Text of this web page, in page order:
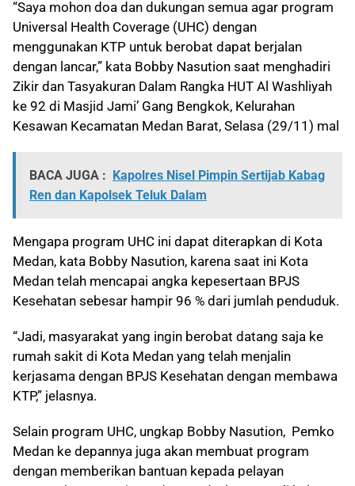
“Saya mohon doa dan dukungan semua agar program
Universal Health Coverage (UHC) dengan
menggunakan KTP untuk berobat dapat berjalan
dengan lancar,” kata Bobby Nasution saat menghadiri
Zikir dan Tasyakuran Dalam Rangka HUT Al Washliyah
ke 92 di Masjid Jami’ Gang Bengkok, Kelurahan
Kesawan Kecamatan Medan Barat, Selasa (29/11) mal
BACA JUGA : Kapolres Nisel Pimpin Sertijab Kabag
Ren dan Kapolsek Teluk Dalam
Mengapa program UHC ini dapat diterapkan di Kota
Medan, kata Bobby Nasution, karena saat ini Kota
Medan telah mencapai angka kepesertaan BPJS
Kesehatan sebesar hampir 96 % dari jumlah penduduk.
“Jadi, masyarakat yang ingin berobat datang saja ke
rumah sakit di Kota Medan yang telah menjalin
kerjasama dengan BPJS Kesehatan dengan membawa
KTP,” jelasnya.
Selain program UHC, ungkap Bobby Nasution, Pemko
Medan ke depannya juga akan membuat program
dengan memberikan bantuan kepada pelayan